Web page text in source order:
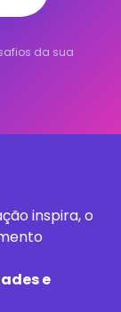
da sua
inspira, o
e